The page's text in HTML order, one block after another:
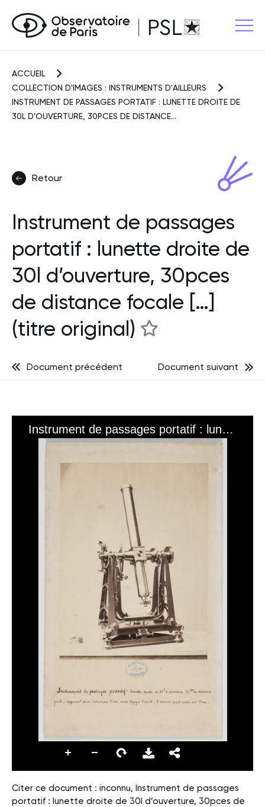
ACCUEIL
COLLECTION D'IMAGES : INSTRUMENTS D'AILLEURS
INSTRUMENT DE PASSAGES PORTATIF : LUNETTE DROITE DE
30L D’OUVERTURE, 30PCES DE DISTANCE...
Retour
Instrument de passages
portatif : lunette droite de
30l d’ouverture, 30pces
de distance focale […]
(titre original)
Document précédent Document suivant
Instrument de passages portatif : lunette droite de 30l d’ouverture, 30pces de distance focale […] (titre original)
Citer ce document : inconnu, Instrument de passages
portatif : lunette droite de 30l d’ouverture, 30pces de